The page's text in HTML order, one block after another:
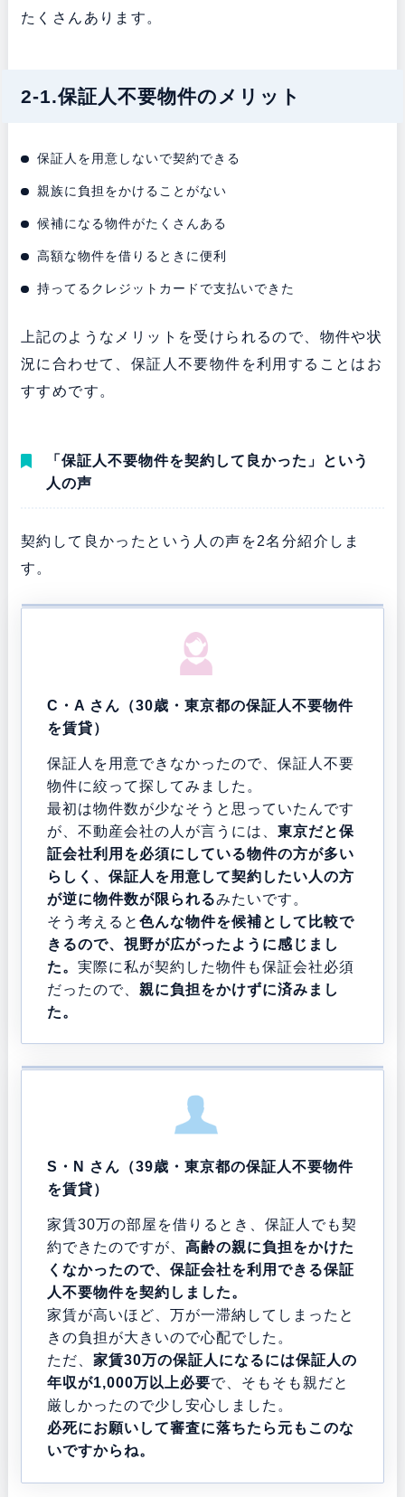
たくさんあります。
2-1.保証人不要物件のメリット
保証人を用意しないで契約できる
親族に負担をかけることがない
候補になる物件がたくさんある
高額な物件を借りるときに便利
持ってるクレジットカードで支払いできた
上記のようなメリットを受けられるので、物件や状
況に合わせて、保証人不要物件を利用することはお
すすめです。
「保証人不要物件を契約して良かった」という
人の声
契約して良かったという人の声を2名分紹介しま
す。
C・A さん（30歳・東京都の保証人不要物件
を賃貸）
保証人を用意できなかったので、保証人不要
物件に絞って探してみました。
最初は物件数が少なそうと思っていたんです
が、不動産会社の人が言うには、 東京だと保
証会社利用を必須にしている物件の方が多い
らしく、保証人を用意して契約したい人の方
が逆に物件数が限られるみたいです。
そう考えると 色んな物件を候補として比較で
きるので、視野が広がったように感じまし
た。 実際に私が契約した物件も保証会社必須
だったので、 親に負担をかけずに済みまし
た。
S・N さん（39歳・東京都の保証人不要物件
を賃貸）
家賃30万の部屋を借りるとき、保証人でも契
約できたのですが、 高齢の親に負担をかけた
くなかったので、保証会社を利用できる保証
人不要物件を契約しました。
家賃が高いほど、万が一滞納してしまったと
きの負担が大きいので心配でした。
ただ、 家賃30万の保証人になるには保証人の
年収が1,000万以上必要で、そもそも親だと
厳しかったので少し安心しました。
必死にお願いして審査に落ちたら元もこのな
いですからね。